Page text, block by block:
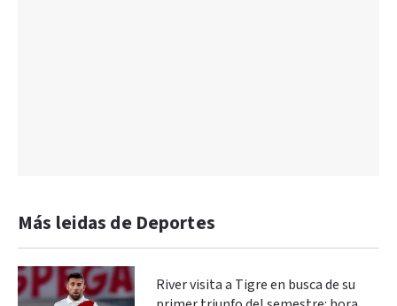
Más leidas de Deportes
River visita a Tigre en busca de su